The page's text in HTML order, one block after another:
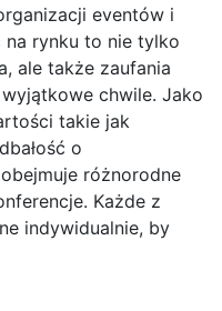
eventów i
na rynku to nie tylko
ale także zaufania
chwile. Jako
takie jak
o
różnorodne
Każde z
indywidualnie, by